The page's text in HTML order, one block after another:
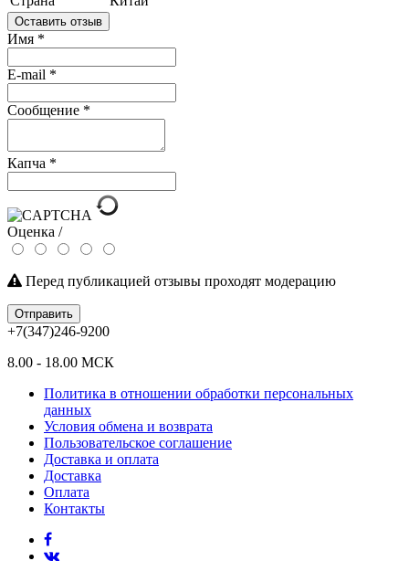
Оставить отзыв
Имя *
E-mail *
Сообщение *
Капча *
Оценка /
Перед публикацией отзывы проходят модерацию
Отправить
+7(347)246-9200
8.00 - 18.00 МСК
Политика в отношении обработки персональных
данных
Условия обмена и возврата
Пользовательское соглашение
Доставка и оплата
Доставка
Оплата
Контакты